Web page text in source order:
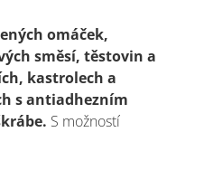
omáček,
směsí, těstovin a
kastrolech a
s antiadhezním
S možností